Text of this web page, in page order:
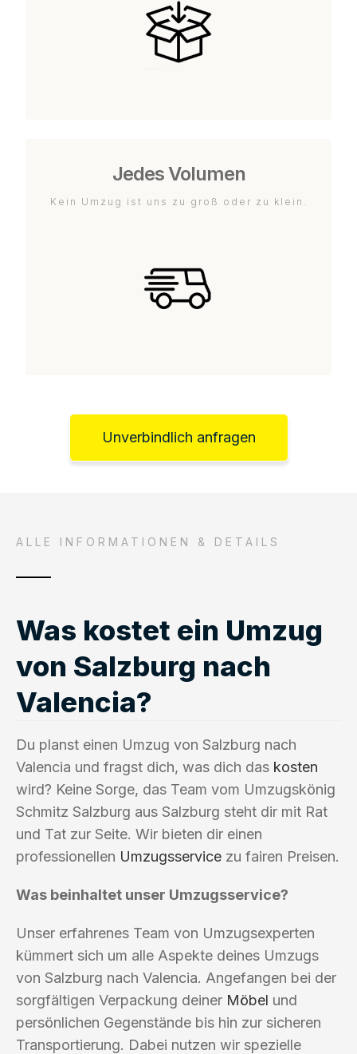
Jedes Volumen
Kein Umzug ist uns zu groß oder zu klein.
Unverbindlich anfragen
ALLE INFORMATIONEN & DETAILS
Was kostet ein Umzug
von Salzburg nach
Valencia?
Du planst einen Umzug von Salzburg nach
Valencia und fragst dich, was dich das kosten
wird? Keine Sorge, das Team vom Umzugskönig
Schmitz Salzburg aus Salzburg steht dir mit Rat
und Tat zur Seite. Wir bieten dir einen
professionellen Umzugsservice zu fairen Preisen.
Was beinhaltet unser Umzugsservice?
Unser erfahrenes Team von Umzugsexperten
kümmert sich um alle Aspekte deines Umzugs
von Salzburg nach Valencia. Angefangen bei der
sorgfältigen Verpackung deiner Möbel und
persönlichen Gegenstände bis hin zur sicheren
Transportierung. Dabei nutzen wir spezielle